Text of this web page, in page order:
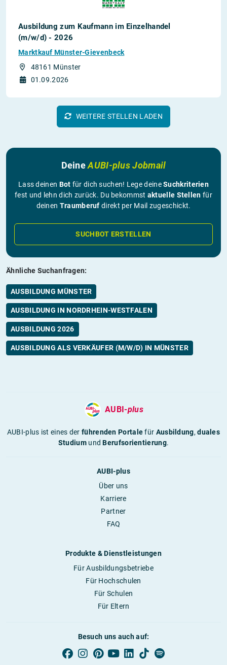
Ausbildung zum Kaufmann im Einzelhandel
(m/w/d) - 2026
Marktkauf Münster-Gievenbeck
48161 Münster
01.09.2026
WEITERE STELLEN LADEN
DeineAUBI-plus Jobmail
Lass deinen Bot für dich suchen! Lege deineSuchkriterien
fest und lehn dich zurück. Du bekommst aktuelle Stellen für
deinen Traumberuf direkt per Mail zugeschickt.
SUCHBOT ERSTELLEN
Ähnliche Suchanfragen:
AUSBILDUNG MÜNSTER
AUSBILDUNG IN NORDRHEIN-WESTFALEN
AUSBILDUNG 2026
AUSBILDUNG ALS VERKÄUFER (M/W/D) IN MÜNSTER
AUBI-plus
AUBI-plus ist eines derführenden Portalefür Ausbildung,duales
StudiumundBerufsorientierung.
AUBI-plus
Über uns
Karriere
Partner
FAQ
Produkte & Dienstleistungen
Für Ausbildungsbetriebe
Für Hochschulen
Für Schulen
Für Eltern
Besuch uns auch auf: